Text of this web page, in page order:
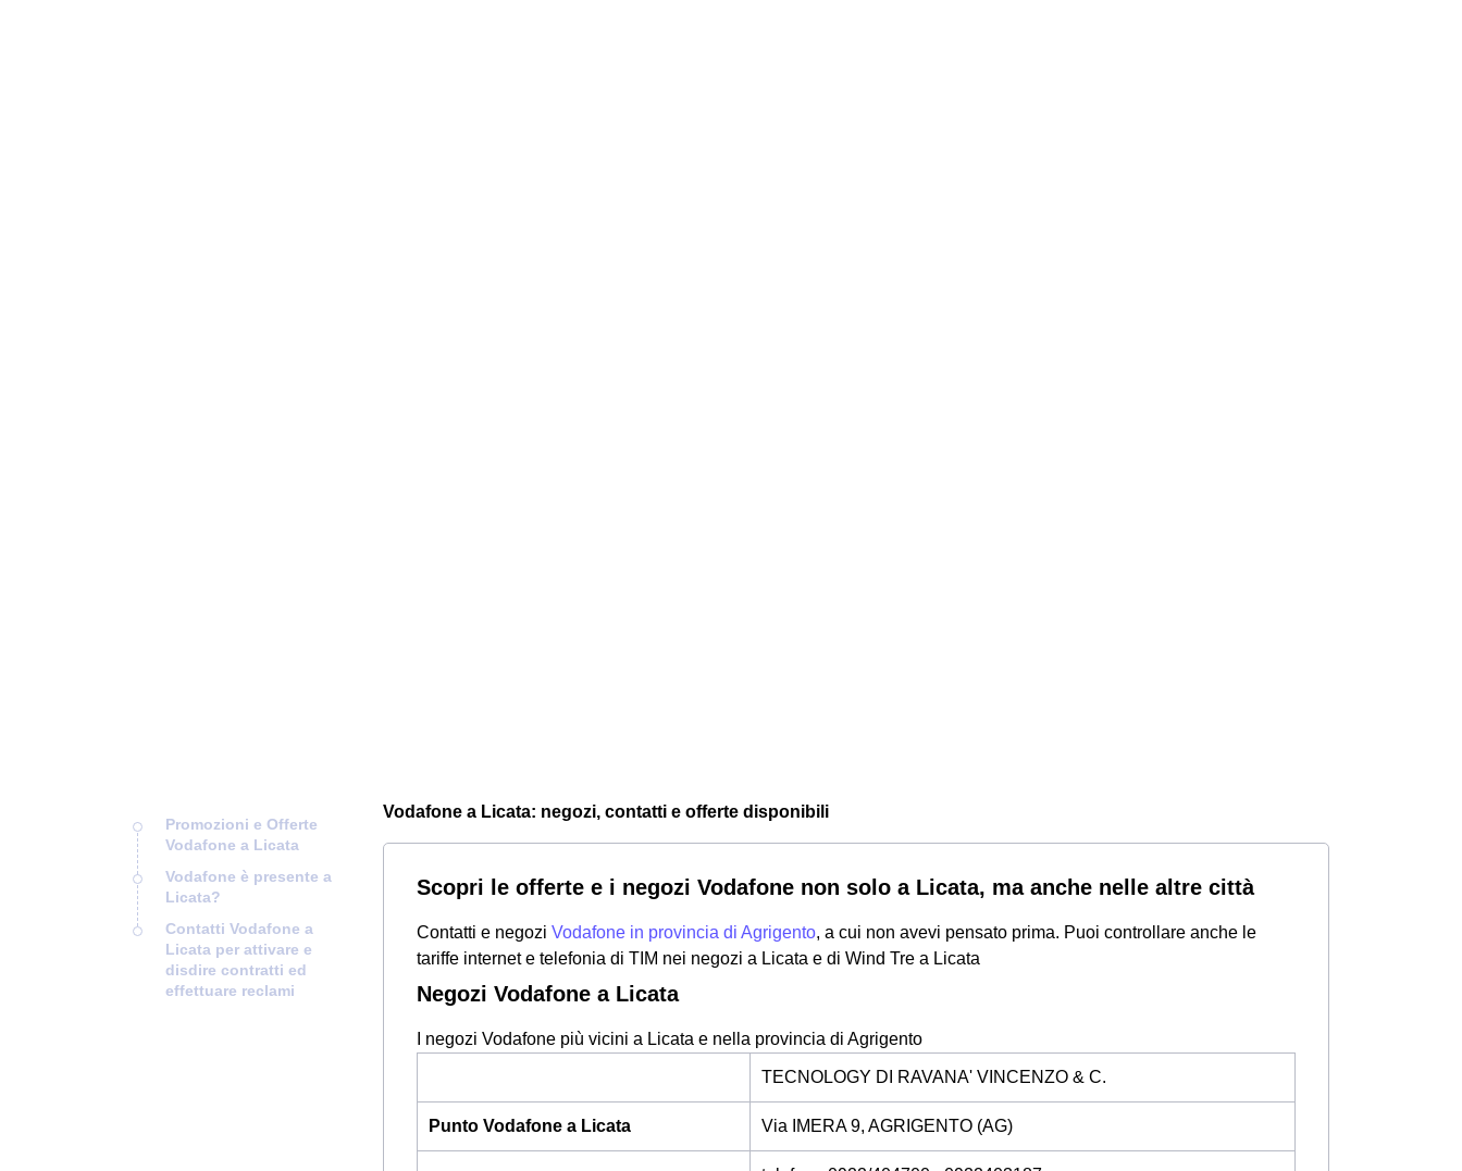
Promozioni e Offerte
Vodafone a Licata
Vodafone è presente a
Licata?
Contatti Vodafone a
Licata per attivare e
disdire contratti ed
effettuare reclami
Vodafone a Licata: negozi, contatti e offerte disponibili
Scopri le offerte e i negozi Vodafone non solo a Licata, ma anche nelle altre città
Contatti e negozi Vodafone in provincia di Agrigento, a cui non avevi pensato prima. Puoi controllare anche le
tariffe internet e telefonia di TIM nei negozi a Licata e di Wind Tre a Licata
Negozi Vodafone a Licata
I negozi Vodafone più vicini a Licata e nella provincia di Agrigento
TECNOLOGY DI RAVANA' VINCENZO & C.
Punto Vodafone a Licata Via IMERA 9, AGRIGENTO (AG)